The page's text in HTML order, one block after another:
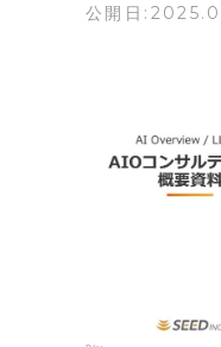
公開日